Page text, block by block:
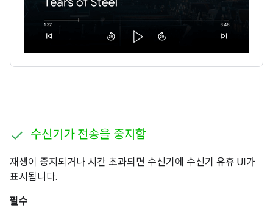
수신기가 전송을 중지함
재생이 중지되거나 시간 초과되면 수신기에 수신기 유휴 UI가
표시됩니다.
필수